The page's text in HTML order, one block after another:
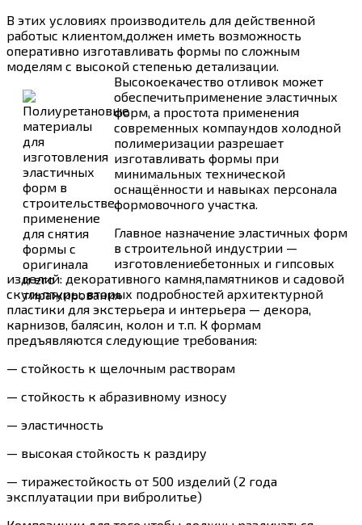
В этих условиях производитель для действенной
работыс клиентом,должен иметь возможность
оперативно изготавливать формы по сложным
моделям с высокой степенью детализации.
Высокоекачество отливок может
обеспечитьприменение эластичных
форм, а простота применения
современных компаундов холодной
полимеризации разрешает
изготавливать формы при
минимальных технической
оснащённости и навыках персонала
формовочного участка.
Главное назначение эластичных форм
в строительной индустрии —
изготовлениебетонных и гипсовых
изделий: декоративного камня,памятников и садовой
скульптуры, вторых подробностей архитектурной
пластики для экстерьера и интерьера — декора,
карнизов, балясин, колон и т.п. К формам
предъявляются следующие требования:
— стойкость к щелочным растворам
— стойкость к абразивному износу
— эластичность
— высокая стойкость к раздиру
— тиражестойкость от 500 изделий (2 года
эксплуатации при вибролитье)